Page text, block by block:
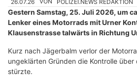
26.07.26 VON POLIZEI.NEWS REDAKTION
Gestern Samstag, 25. Juli 2026, um
Lenker eines Motorrads mit Urner
Klausenstrasse talwärts in Richtung
Kurz nach Jägerbalm verlor der
ungeklärten Gründen die Kontrolle
stürzte.